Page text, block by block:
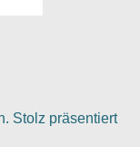
Stolz präsentiert